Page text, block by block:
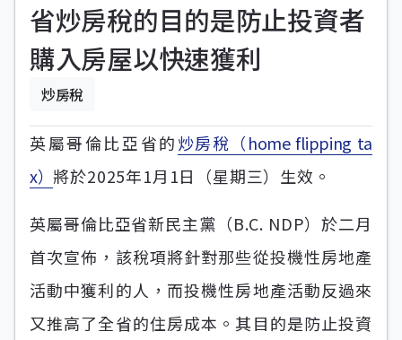
省炒房稅的目的是防止投資者
購入房屋以快速獲利
炒房稅
英屬哥倫比亞省的炒房稅（home flipping ta
x）將於2025年1月1日（星期三）生效。
英屬哥倫比亞省新民主黨（B.C. NDP）於二月
首次宣佈，該稅項將針對那些從投機性房地產
活動中獲利的人，而投機性房地產活動反過來
又推高了全省的住房成本。其目的是防止投資